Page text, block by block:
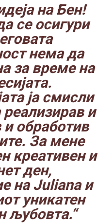
на Бен!
се осигури
нема да
за време на
ја смисли
реализирав и
и обработив
За мене
креативен и
ден,
на Juliana и
уникатен
љубовта.“